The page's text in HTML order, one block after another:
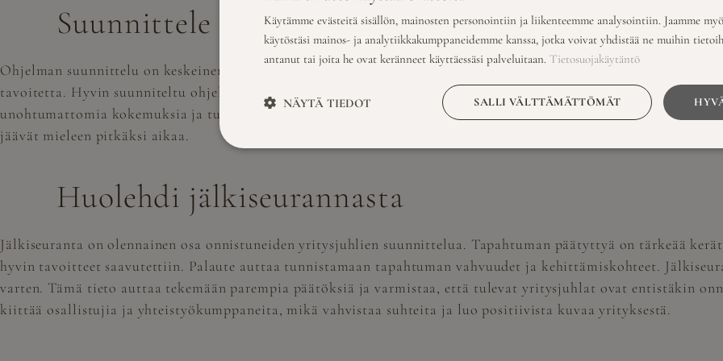
Suunnittele ohjelma huolella
Ohjelman suunnittelu on keskeinen osa onnistuneiden yritysjuhlien järjestämistä. Ohjelman tulisi olla
tavoitetta. Hyvin suunniteltu ohjelma voi sisältää esimerkiksi puheita, esityksiä, työpajoja tai rentoa
unohtumattomia kokemuksia ja tukee samalla tapahtuman tarkoitusta. Monipuolinen ohjelma pitää
jäävät mieleen pitkäksi aikaa.
Huolehdi jälkiseurannasta
Jälkiseuranta on olennainen osa onnistuneiden yritysjuhlien suunnittelua. Tapahtuman päätyttyä on tärkeää
hyvin tavoitteet saavutettiin. Palaute auttaa tunnistamaan tapahtuman vahvuudet ja kehittämiskohteet.
varten. Tämä tieto auttaa tekemään parempia päätöksiä ja varmistaa, että tulevat yritysjuhlat ovat entistäkin
kiittää osallistujia ja yhteistyökumppaneita, mikä vahvistaa suhteita ja luo positiivista kuvaa yrityksestä.
Käytämme evästeitä sisällön, mainosten personointiin ja liikenteemme analysointiin. Jaamme
käytöstäsi mainos- ja analytiikkakumppaneidemme kanssa, jotka voivat yhdistää ne muihin
antanut tai joita he ovat keränneet käyttäessäsi palveluitaan. Tietosuojakäytäntö
SALLI VÄLTTÄMÄTTÖMÄT
NÄYTÄ TIEDOT